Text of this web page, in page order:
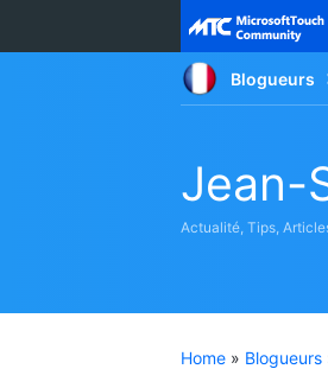
Blogueurs
Jean-
Actualité, Tips,
Home » Blogueurs